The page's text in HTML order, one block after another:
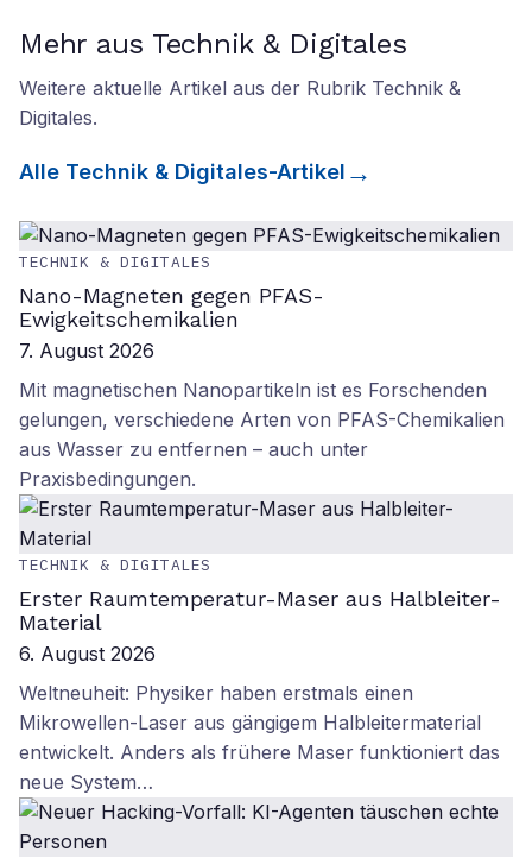
Mehr aus Technik & Digitales
Weitere aktuelle Artikel aus der Rubrik Technik &
Digitales.
Alle Technik & Digitales-Artikel
TECHNIK & DIGITALES
Nano-Magneten gegen PFAS-
Ewigkeitschemikalien
7. August 2026
Mit magnetischen Nanopartikeln ist es Forschenden
gelungen, verschiedene Arten von PFAS-Chemikalien
aus Wasser zu entfernen – auch unter
Praxisbedingungen.
TECHNIK & DIGITALES
Erster Raumtemperatur-Maser aus Halbleiter-
Material
6. August 2026
Weltneuheit: Physiker haben erstmals einen
Mikrowellen-Laser aus gängigem Halbleitermaterial
entwickelt. Anders als frühere Maser funktioniert das
neue System…